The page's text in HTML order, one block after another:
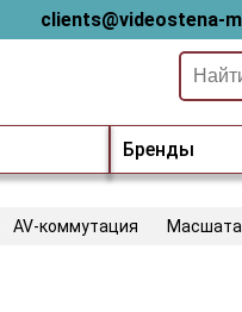
clients@videostena-
Бренды
AV-коммутация